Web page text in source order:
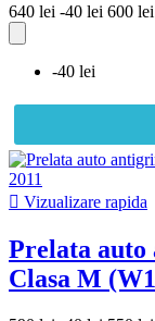
640 lei -40 lei 600 lei
-40 lei
 Vizualizare rapida
Prelata
Clasa M